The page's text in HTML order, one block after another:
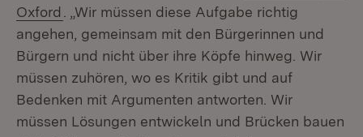
Oxford (Öffnet in neuem Fenster)
. „Wir müssen diese Aufgabe richtig
angehen, gemeinsam mit den Bürgerinnen und
Bürgern und nicht über ihre Köpfe hinweg. Wir
müssen zuhören, wo es Kritik gibt und auf
Bedenken mit Argumenten antworten. Wir
müssen Lösungen entwickeln und Brücken bauen